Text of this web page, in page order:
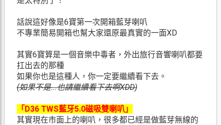
話說這好像是6寶第一次開箱藍芽喇叭
不專業簡易開箱也幫大家還原最真實的一面XD
其實6寶算是一個音樂中毒者，外出旅行音響喇叭都要
扛出去的那種
如果你也是這種人，你一定要繼續看下去。
(如果不是...也請繼續看下去啊XDD)
「D36 TWS藍牙5.0磁吸雙喇叭」
其實現在市面上的喇叭，很多都已經是做藍芽無線的